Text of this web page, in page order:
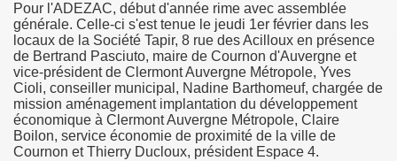
Pour l'ADEZAC, début d'année rime avec assemblée
générale. Celle-ci s'est tenue le jeudi 1er février dans les
locaux de la Société Tapir, 8 rue des Acilloux en présence
de Bertrand Pasciuto, maire de Cournon d'Auvergne et
vice-président de Clermont Auvergne Métropole, Yves
Cioli, conseiller municipal, Nadine Barthomeuf, chargée de
mission aménagement implantation du développement
économique à Clermont Auvergne Métropole, Claire
Boilon, service économie de proximité de la ville de
Cournon et Thierry Ducloux, président Espace 4.